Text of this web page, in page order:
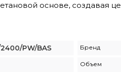
основе, создавая
2400/PW/BAS Бренд
Объем